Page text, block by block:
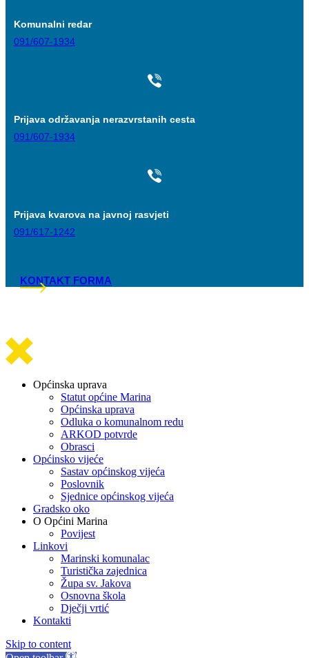
Komunalni redar
091/607-1934
Prijava održavanja nerazvrstanih cesta
091/607-1934
Prijava kvarova na javnoj rasvjeti
091/617-1242
KONTAKT FORMA
Općinska uprava
Statut općine Marina
Općinska uprava
Odluka o komunalnom redu
ARKOD potvrde
Obrasci
Općinsko vijeće
Sastav općinskog vijeća
Poslovnik
Sjednice općinskog vijeća
Gradsko oko
O Općini Marina
Povijest
Linkovi
Marinski komunalac
Turistička zajednica
Župa sv. Jakova
Osnovna škola
Dječji vrtić
Kontakti
Skip to content